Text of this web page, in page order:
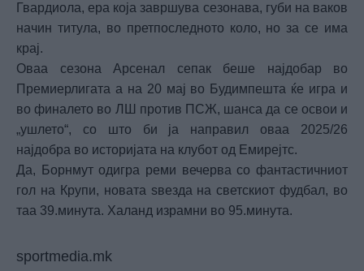
Гвардиола, ера која завршува сезонава, губи на ваков
начин титула, во претпоследното коло, но за се има
крај.
Оваа сезона Арсенал сепак беше најдобар во
Премиерлигата а на 20 мај во Будимпешта ќе игра и
во финалето во ЛШ против ПСЖ, шанса да се освои и
„ушлето“, со што би ја направил оваа 2025/26
најдобра во историјата на клубот од Емирејтс.
Да, Борнмут одигра реми вечерва со фантастичниот
гол на Крупи, новата ѕвезда на светскиот фудбал, во
таа 39.минута. Халанд израмни во 95.минута.
sportmedia.mk